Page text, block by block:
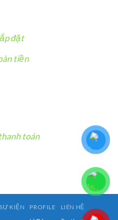
đặt
tiền
toán
KIỆN PROFILE LIÊN HỆ